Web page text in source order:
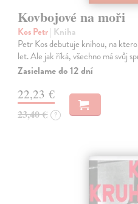
Kovbojové na moři
Kos Petr| Kniha
Petr Kos debutuje knihou, na
let. Ale jak říká, všechno má svůj
Zasielame do 12 dní
22,23 €
23,40 € ?